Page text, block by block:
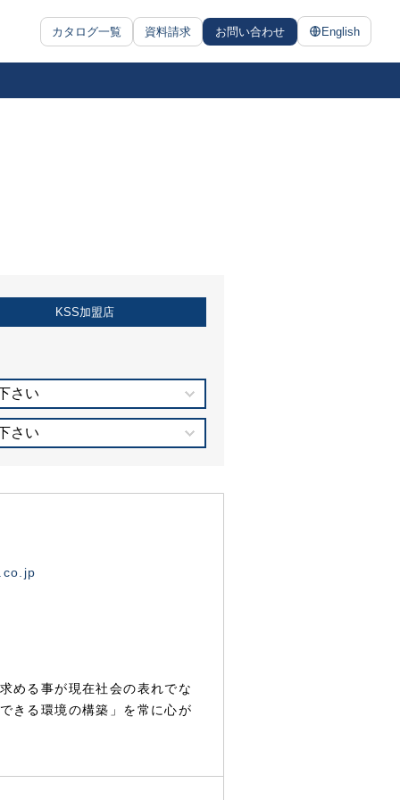
カタログ一覧 資料請求 お問い合わせ English
KSS加盟店
さい
さい
める事が現在社会の表れでな
きる環境の構築」を常に心が